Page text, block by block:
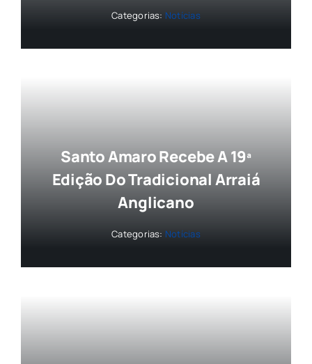
Categorias: Notícias
Santo Amaro Recebe A 19ª
Edição Do Tradicional Arraiá
Anglicano
Categorias: Notícias